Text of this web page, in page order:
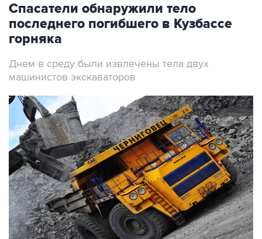
Спасатели обнаружили тело
последнего погибшего в Кузбассе
горняка
Днем в среду были извлечены тела двух
машинистов экскаваторов